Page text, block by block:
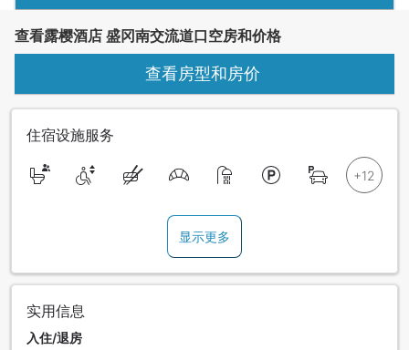
查看露樱酒店 盛冈南交流道口空房和价格
查看房型和房价
住宿设施服务
显示更多
实用信息
入住/退房